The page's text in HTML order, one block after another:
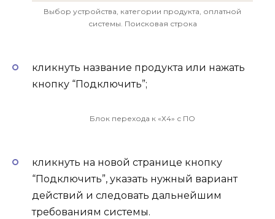
Выбор устройства, категории продукта, оплатной
системы. Поисковая строка
кликнуть название продукта или нажать
кнопку “Подключить”;
Блок перехода к «Х4» с ПО
кликнуть на новой странице кнопку
“Подключить”, указать нужный вариант
действий и следовать дальнейшим
требованиям системы.